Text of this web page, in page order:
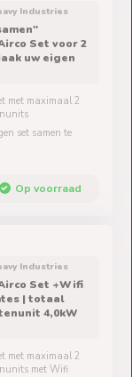
Industries
Set voor 2
uw eigen
met maximaal 2
set samen te
Op voorraad
Industries
Set +Wifi
| totaal
4,0kW
met maximaal 2
met Wifi